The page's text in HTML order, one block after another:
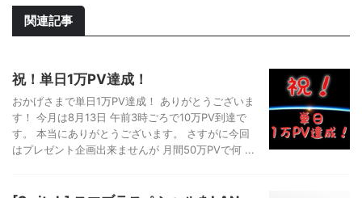
関連記事
祝！単日1万PV達成！
おかげさまで単日1万PV達成！ ありがとうございま
す！ 今月は8月13日 午前3時ごろで10万PV到達で
す。 本当にありがとうございます。 さすがに今回
はプレゼント企画出来ませんが 月間50万PVで何 ...